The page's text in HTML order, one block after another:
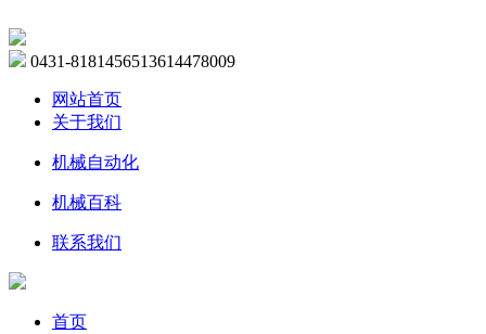
0431-8181456513614478009
网站首页
关于我们
机械自动化
机械百科
联系我们
首页